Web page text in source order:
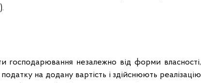
господарювання незалежно від форми власності,
на додану вартість і здійснюють реалізацію